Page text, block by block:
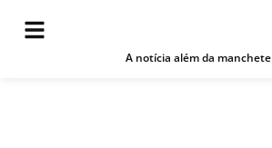
A notícia além da manchete